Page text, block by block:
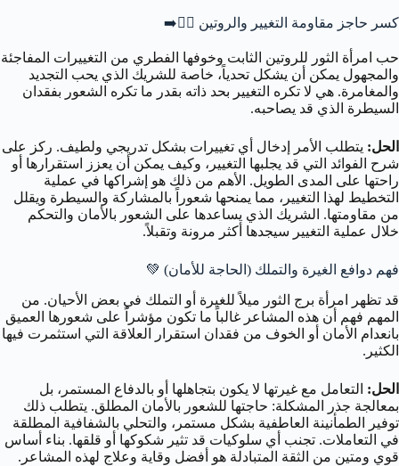
كسر حاجز مقاومة التغيير والروتين 🚶‍♀️➡️
حب امرأة الثور للروتين الثابت وخوفها الفطري من التغييرات المفاجئة
والمجهول يمكن أن يشكل تحدياً، خاصة للشريك الذي يحب التجديد
والمغامرة. هي لا تكره التغيير بحد ذاته بقدر ما تكره الشعور بفقدان
السيطرة الذي قد يصاحبه.
الحل: يتطلب الأمر إدخال أي تغييرات بشكل تدريجي ولطيف. ركز على
شرح الفوائد التي قد يجلبها التغيير، وكيف يمكن أن يعزز استقرارها أو
راحتها على المدى الطويل. الأهم من ذلك هو إشراكها في عملية
التخطيط لهذا التغيير، مما يمنحها شعوراً بالمشاركة والسيطرة ويقلل
من مقاومتها. الشريك الذي يساعدها على الشعور بالأمان والتحكم
خلال عملية التغيير سيجدها أكثر مرونة وتقبلاً.
فهم دوافع الغيرة والتملك (الحاجة للأمان) 💚
قد تظهر امرأة برج الثور ميلاً للغيرة أو التملك في بعض الأحيان. من
المهم فهم أن هذه المشاعر غالباً ما تكون مؤشراً على شعورها العميق
بانعدام الأمان أو الخوف من فقدان استقرار العلاقة التي استثمرت فيها
الكثير.
الحل: التعامل مع غيرتها لا يكون بتجاهلها أو بالدفاع المستمر، بل
بمعالجة جذر المشكلة: حاجتها للشعور بالأمان المطلق. يتطلب ذلك
توفير الطمأنينة العاطفية بشكل مستمر، والتحلي بالشفافية المطلقة
في التعاملات. تجنب أي سلوكيات قد تثير شكوكها أو قلقها. بناء أساس
قوي ومتين من الثقة المتبادلة هو أفضل وقاية وعلاج لهذه المشاعر.